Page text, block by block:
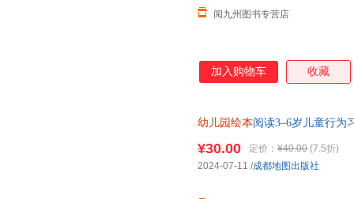
阅九州图书专营店
加入购物车 收藏
幼儿园绘本阅读3–6岁儿童行为
¥30.00 定价： ¥40.00 (7.5折)
2024-07-11 /成都地图出版社